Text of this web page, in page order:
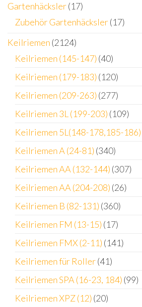
Gartenhäcksler(17)
Zubehör Gartenhäcksler(17)
Keilriemen (2124)
Keilriemen (145-147) (40)
Keilriemen (179-183) (120)
Keilriemen (209-263) (277)
Keilriemen 3L (199-203) (109)
Keilriemen 5L(148-178,185-186)
Keilriemen A (24-81) (340)
Keilriemen AA (132-144) (307)
Keilriemen AA (204-208) (26)
Keilriemen B (82-131) (360)
Keilriemen FM (13-15) (17)
Keilriemen FMX (2-11) (141)
Keilriemen für Roller(41)
Keilriemen SPA (16-23, 184) (99)
Keilriemen XPZ (12) (20)